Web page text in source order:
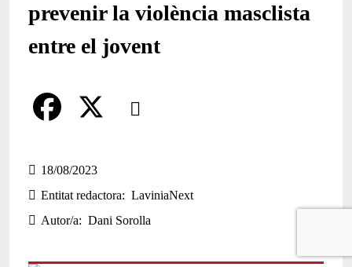
prevenir la violència masclista
entre el jovent
Comparteix
a
c
e
18/08/2023
Entitat redactora
LaviniaNext
Autor/a
Dani Sorolla